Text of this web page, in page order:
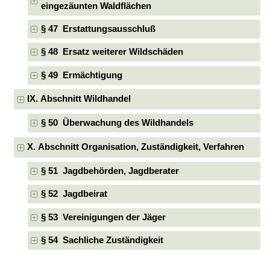
eingezäunten Waldflächen
§ 47 Erstattungsausschluß
§ 48 Ersatz weiterer Wildschäden
§ 49 Ermächtigung
IX. Abschnitt Wildhandel
§ 50 Überwachung des Wildhandels
X. Abschnitt Organisation, Zuständigkeit, Verfahren
§ 51 Jagdbehörden, Jagdberater
§ 52 Jagdbeirat
§ 53 Vereinigungen der Jäger
§ 54 Sachliche Zuständigkeit